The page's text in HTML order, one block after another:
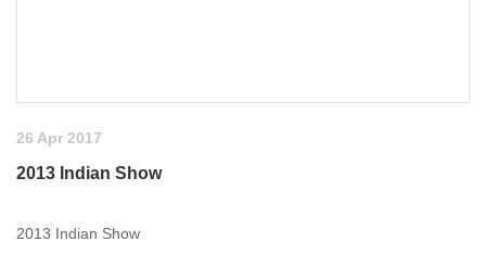
26 Apr 2017
2013 Indian Show
2013 Indian Show